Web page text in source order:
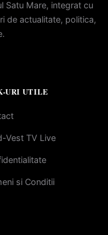
Satu Mare, integrat cu
de actualitate, politica,
URI UTILE
Vest TV Live
si Conditii